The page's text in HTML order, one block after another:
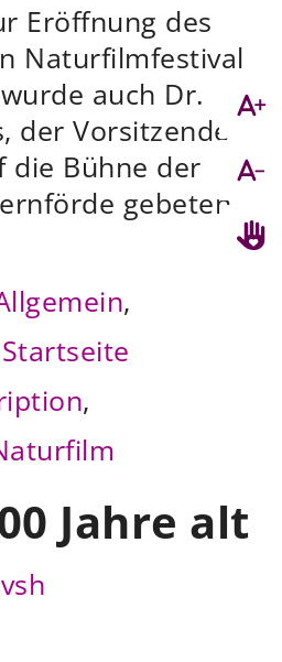
Eröffnung des
Naturfilmfestival
auch Dr.
der Vorsitzende
die Bühne der
gebeten…
,
Startseite
,
Jahre alt